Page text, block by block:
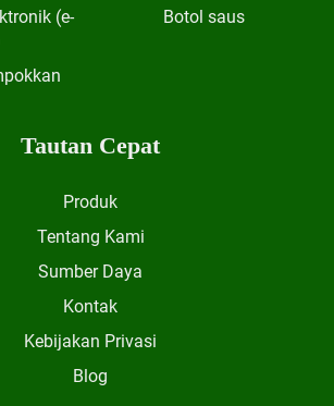
(e-
Botol saus
Tautan Cepat
Produk
Tentang Kami
Sumber Daya
Kontak
Kebijakan Privasi
Blog